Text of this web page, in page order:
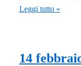
Leggi tutto »
14